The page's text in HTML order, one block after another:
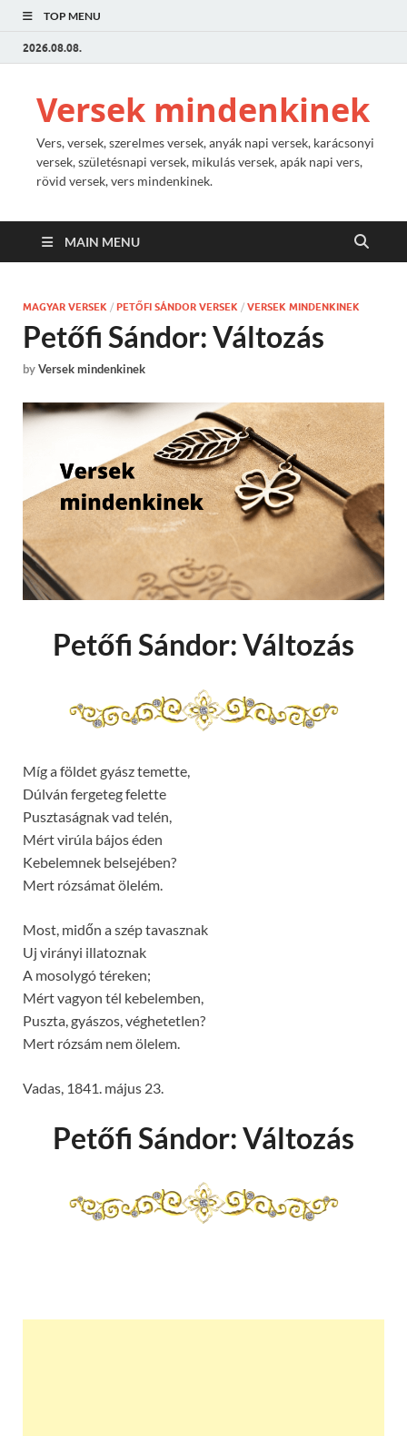
TOP MENU
2026.08.08.
Versek mindenkinek
Vers, versek, szerelmes versek, anyák napi versek, karácsonyi
versek, születésnapi versek, mikulás versek, apák napi vers,
rövid versek, vers mindenkinek.
MAIN MENU
MAGYAR VERSEK / PETŐFI SÁNDOR VERSEK / VERSEK MINDENKINEK
Petőfi Sándor: Változás
byVersek mindenkinek
Petőfi Sándor: Változás
Míg a földet gyász temette,
Dúlván fergeteg felette
Pusztaságnak vad telén,
Mért virúla bájos éden
Kebelemnek belsejében?
Mert rózsámat ölelém.
Most, midőn a szép tavasznak
Uj virányi illatoznak
A mosolygó téreken;
Mért vagyon tél kebelemben,
Puszta, gyászos, véghetetlen?
Mert rózsám nem ölelem.
Vadas, 1841. május 23.
Petőfi Sándor: Változás